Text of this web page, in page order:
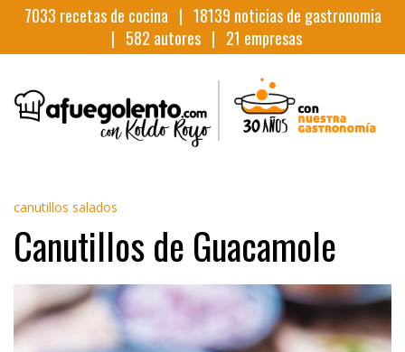
7033 recetas de cocina | 18139 noticias de gastronomia
| 582 autores | 21 empresas
canutillos salados
Canutillos de Guacamole